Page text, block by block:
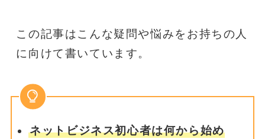
この記事はこんな疑問や悩みをお持ちの人
に向けて書いています。
ネットビジネス初心者は何から始め